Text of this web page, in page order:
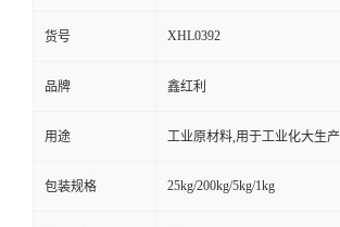
货号 XHL0392
品牌 鑫红利
用途 工业原材料,用于工业化大生产
包装规格 25kg/200kg/5kg/1kg